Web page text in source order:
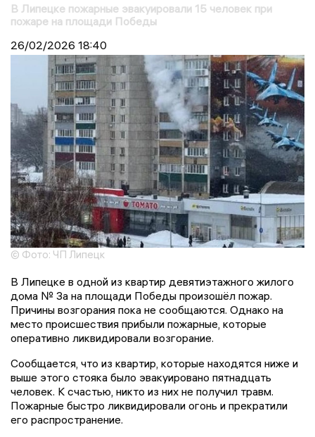
В Липецке пожарные эвакуировали 15 человек при
пожаре на площади Победы
26/02/2026 18:40
© Фото: ЧП Липецк
В Липецке в одной из квартир девятиэтажного жилого
дома № 3а на площади Победы произошёл пожар.
Причины возгорания пока не сообщаются. Однако на
место происшествия прибыли пожарные, которые
оперативно ликвидировали возгорание.
Сообщается, что из квартир, которые находятся ниже и
выше этого стояка было эвакуировано пятнадцать
человек. К счастью, никто из них не получил травм.
Пожарные быстро ликвидировали огонь и прекратили
его распространение.